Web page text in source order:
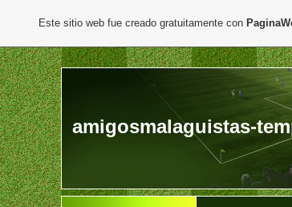
amigosmalaguistas-
Este sitio web fue creado gratuitamente con